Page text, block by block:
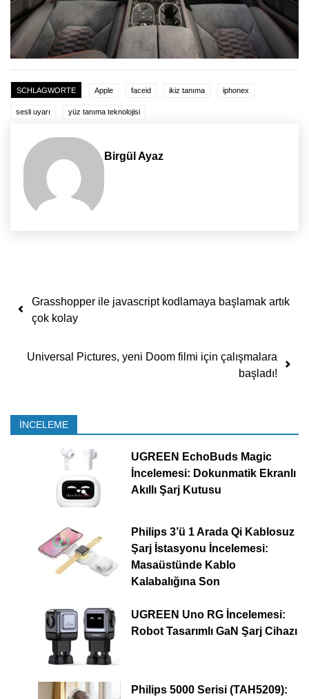
SCHLAGWORTE Apple faceid ikiz tanıma iphonex
sesli uyarı yüz tanıma teknolojisi
Birgül Ayaz
Yazı dolaşımı
Grasshopper ile javascript kodlamaya başlamak artık
çok kolay
Universal Pictures, yeni Doom filmi için çalışmalara
başladı!
İNCELEME
UGREEN EchoBuds Magic
İncelemesi: Dokunmatik Ekranlı
Akıllı Şarj Kutusu
Philips 3’ü 1 Arada Qi Kablosuz
Şarj İstasyonu İncelemesi:
Masaüstünde Kablo
Kalabalığına Son
UGREEN Uno RG İncelemesi:
Robot Tasarımlı GaN Şarj Cihazı
Philips 5000 Serisi (TAH5209):